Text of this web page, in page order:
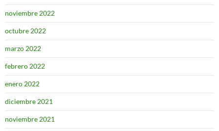
noviembre 2022
octubre 2022
marzo 2022
febrero 2022
enero 2022
diciembre 2021
noviembre 2021